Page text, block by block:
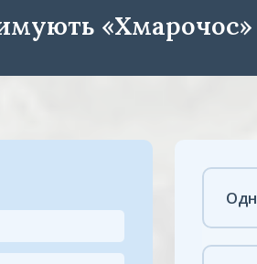
«Хмарочос»